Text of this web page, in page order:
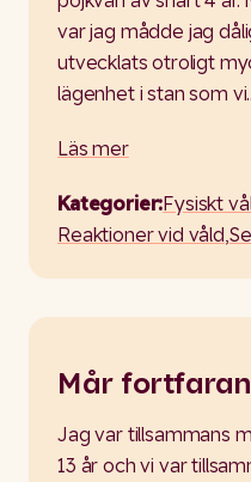
var jag mådde jag
utvecklats otroligt
lägenhet i stan som
Läs mer
Kategorier:Fysiskt
Reaktioner vid våld,
Mår
Jag var tillsammans
13 år och vi var